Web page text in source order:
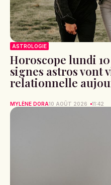
ASTROLOGIE
Horoscope lundi
signes astros vont
relationnelle
MYLÈNE DORA10 AOÛT 2026 11:42